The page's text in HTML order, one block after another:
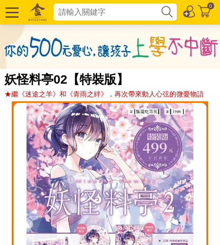
0
妖怪料亭02【特裝版】
★繼《迷途之羊》和《青雨之絆》，再次帶來動人心弦的微憂物語